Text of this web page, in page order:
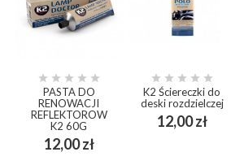
    
PASTA DO
RENOWACJI
REFLEKTOROW
K2 60G
12,00 złCena
    
K2 Ściereczki do
deski rozdzielczej
12,00 złCena